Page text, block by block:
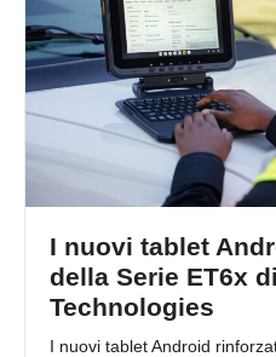
I nuovi tablet
della Serie ET6x
Technologies
I nuovi tablet Android